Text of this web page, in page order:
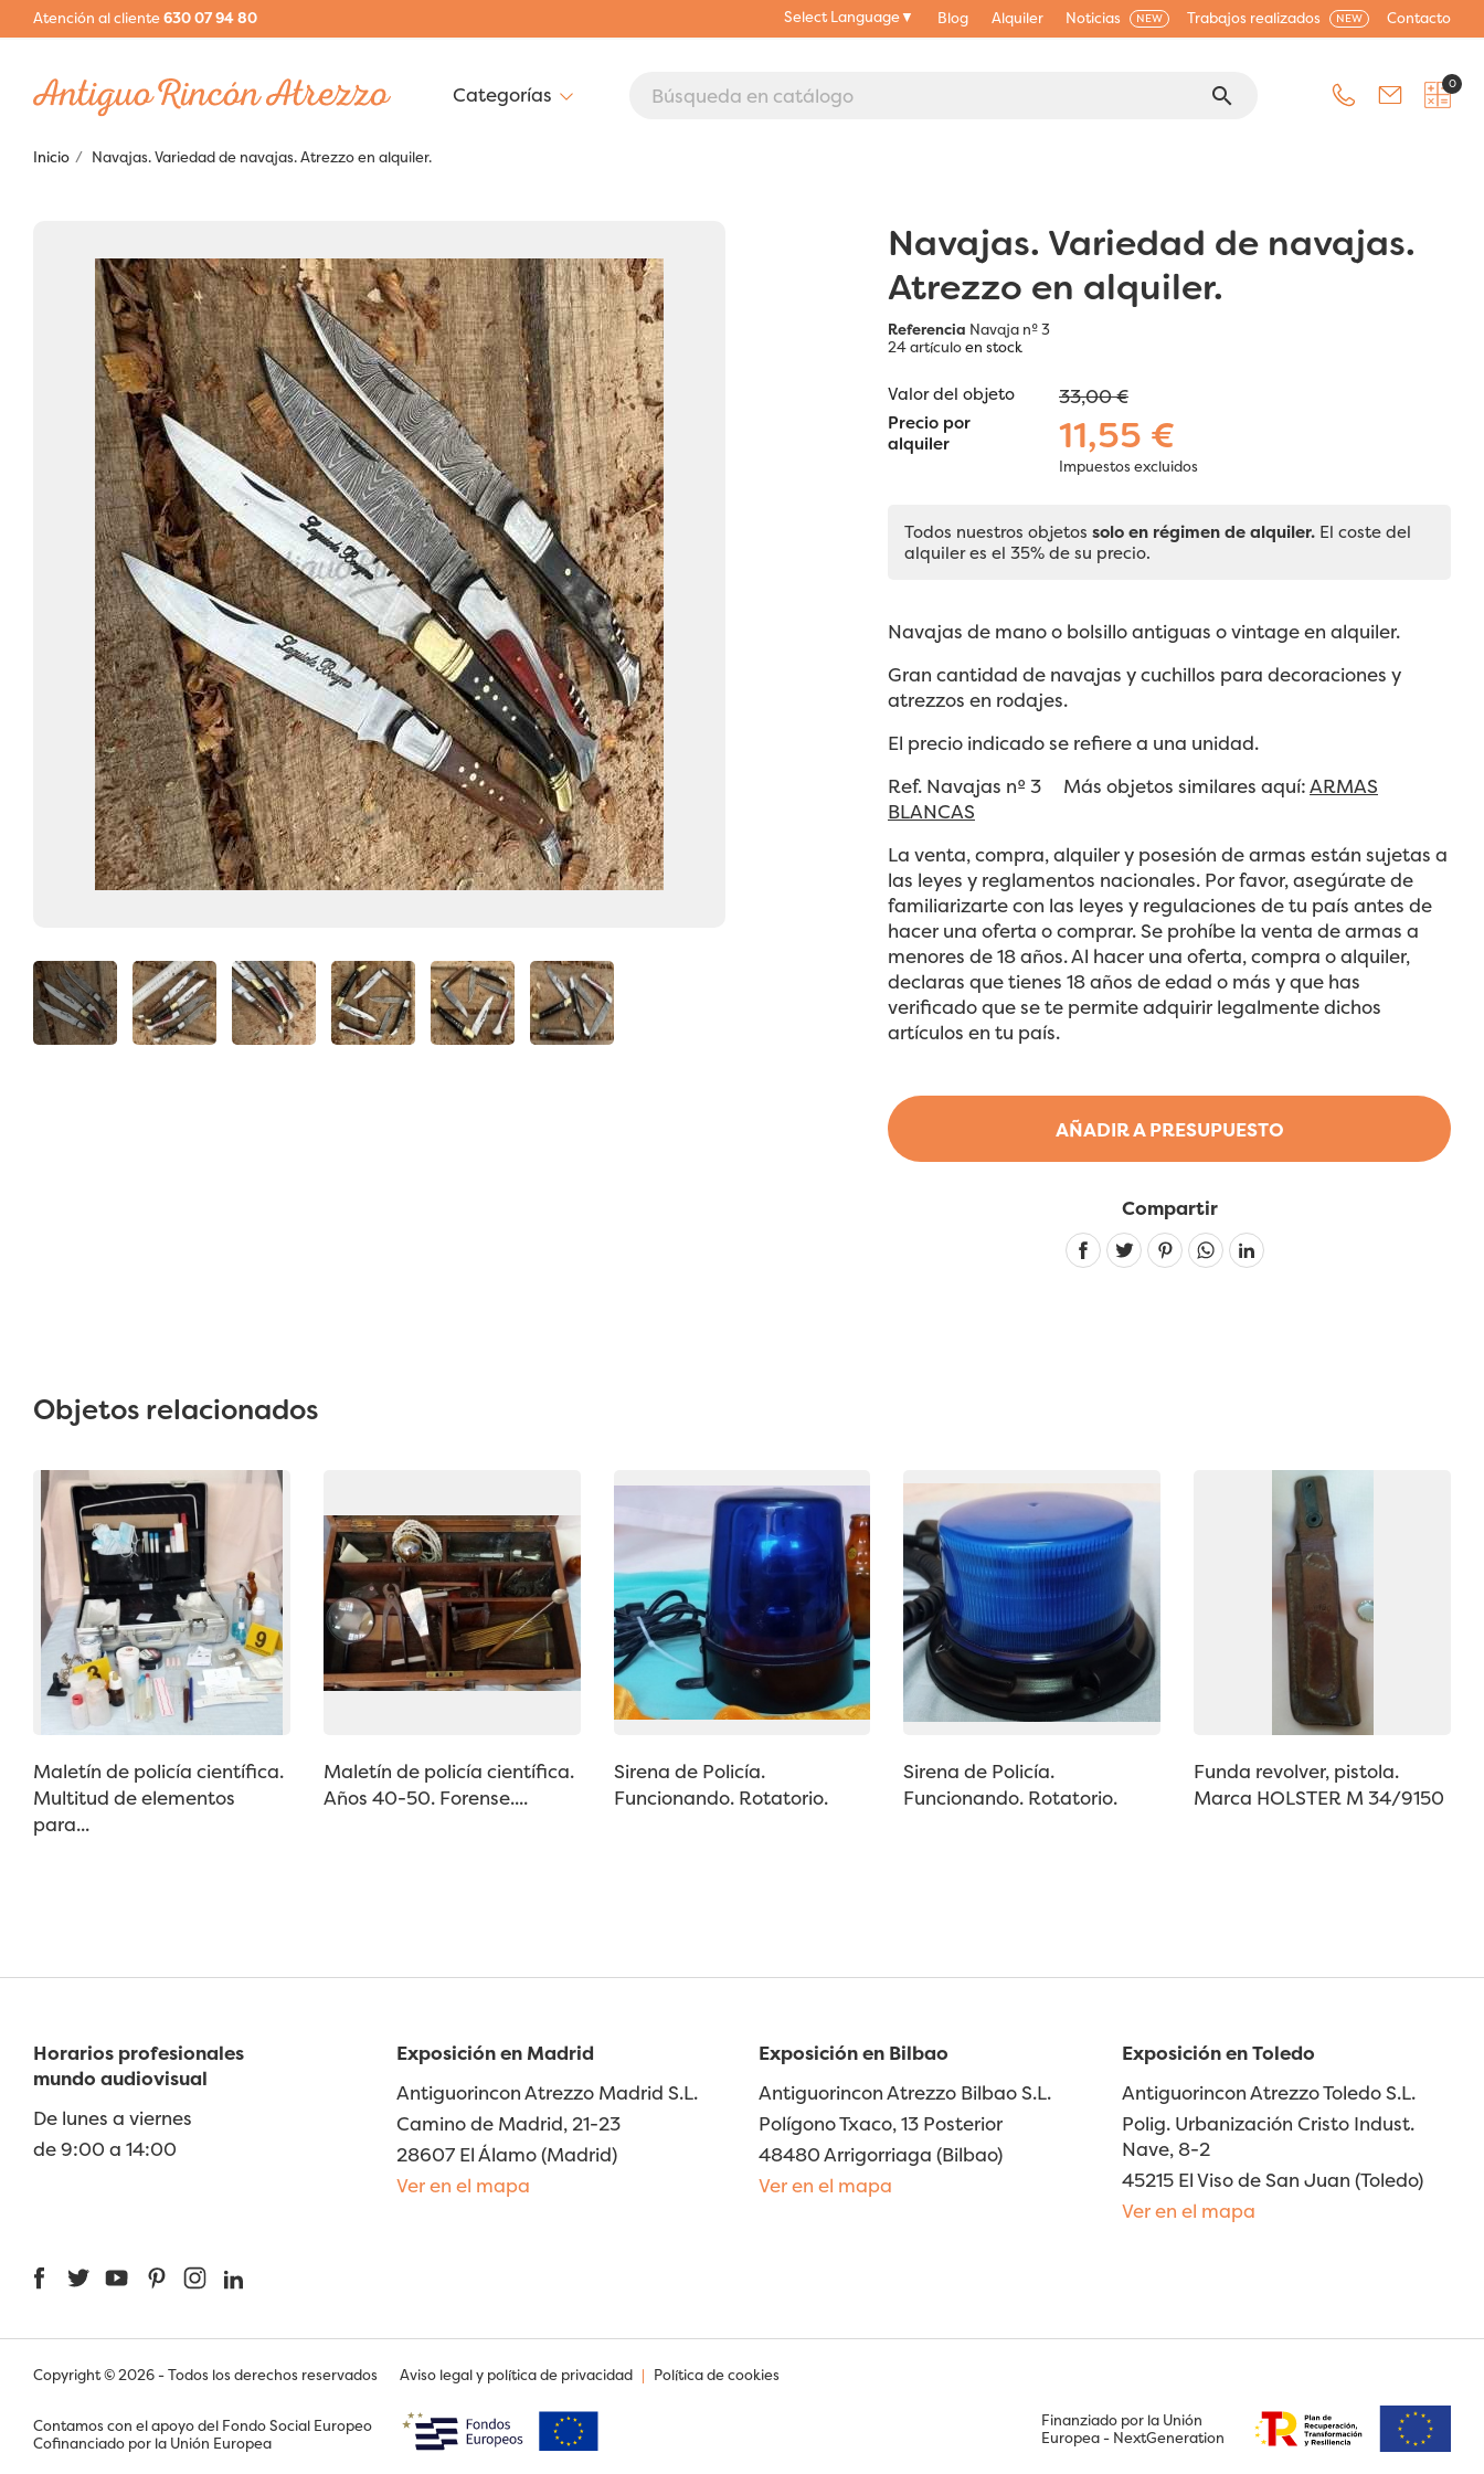
Atención al cliente630 07 94 80 Select Language▼ Blog Alquiler Noticias NEW Trabajos realizados NEW Contacto
search 0
Inicio Navajas. Variedad de navajas. Atrezzo en alquiler.
Navajas. Variedad de navajas.
Atrezzo en alquiler.
Referencia Navaja nº 3
24 artículoen stock
AÑADIR A PRESUPUESTO
Valor del objeto 33,00 €
Precio por
alquiler
11,55 €
Impuestos excluidos
Todos nuestros objetos solo en régimen de alquiler. El coste del
alquiler es el 35% de su precio.
Navajas de mano o bolsillo antiguas o vintage en alquiler.
Gran cantidad de navajas y cuchillos para decoraciones y
atrezzos en rodajes.
El precio indicado se refiere a una unidad.
Ref. Navajas nº 3 Más objetos similares aquí:ARMAS
BLANCAS
La venta, compra, alquiler y posesión de armas están sujetas a
las leyes y reglamentos nacionales. Por favor, asegúrate de
familiarizarte con las leyes y regulaciones de tu país antes de
hacer una oferta o comprar. Se prohíbe la venta de armas a
menores de 18 años. Al hacer una oferta, compra o alquiler,
declaras que tienes 18 años de edad o más y que has
verificado que se te permite adquirir legalmente dichos
artículos en tu país.
Compartir
Linkedin
Objetos relacionados
Maletín de policía científica.
Multitud de elementos
para...
Maletín de policía científica.
Años 40-50. Forense....
Sirena de Policía.
Funcionando. Rotatorio.
Sirena de Policía.
Funcionando. Rotatorio.
Funda revolver, pistola.
Marca HOLSTER M 34/9150
Horarios profesionales
mundo audiovisual
De lunes a viernes
de 9:00 a 14:00
Exposición en Madrid
Antiguorincon Atrezzo Madrid S.L.
Camino de Madrid, 21-23
28607 El Álamo (Madrid)
Ver en el mapa
Exposición en Bilbao
Antiguorincon Atrezzo Bilbao S.L.
Polígono Txaco, 13 Posterior
48480 Arrigorriaga (Bilbao)
Ver en el mapa
Exposición en Toledo
Antiguorincon Atrezzo Toledo S.L.
Polig. Urbanización Cristo Indust.
Nave, 8-2
45215 El Viso de San Juan (Toledo)
Ver en el mapa
FacebookTwitterYouTubePinterestInstagram
Copyright © 2026 - Todos los derechos reservados Aviso legal y política de privacidad | Política de cookies
Contamos con el apoyo del Fondo Social Europeo
Cofinanciado por la Unión Europea
Finanziado por la Unión
Europea - NextGeneration